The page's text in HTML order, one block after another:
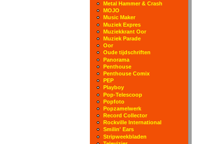
Metal Hammer & Crash
MOJO
Music Maker
Muziek Expres
Muziekkrant Oor
Muziek Parade
Oor
Oude tijdschriften
Panorama
Penthouse
Penthouse Comix
PEP
Playboy
Pop-Telescoop
Popfoto
Popzamelwerk
Record Collector
Rockville International
Smilin' Ears
Stripweekbladen